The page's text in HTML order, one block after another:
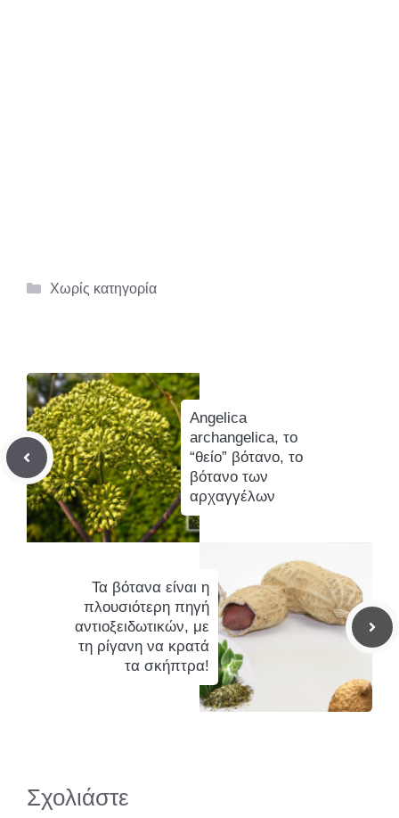
Κατηγορίες
Χωρίς κατηγορία
Angelica
archangelica, το
“θείο” βότανο, το
βότανο των
αρχαγγέλων
Τα βότανα είναι η
πλουσιότερη πηγή
αντιοξειδωτικών, με
τη ρίγανη να κρατά
τα σκήπτρα!
Σχολιάστε